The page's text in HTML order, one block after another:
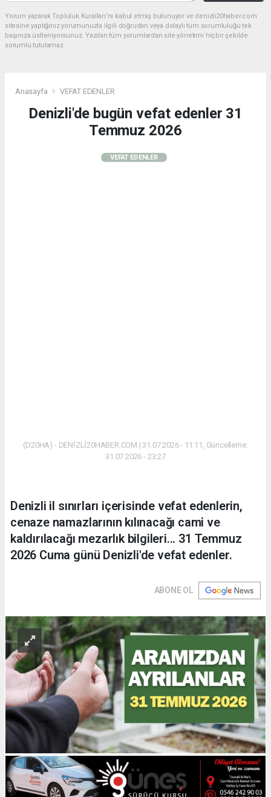
Yorum yazarak Topluluk Kuralları’nı kabul etmiş bulunuyor ve denizli20haber.com
sitesine yaptığınız yorumunuzla ilgili doğrudan veya dolaylı tüm sorumluluğu tek
başınıza üstleniyorsunuz. Yazılan tüm yorumlardan site yönetimi hiçbir şekilde
sorumlu tutulamaz.
Anasayfa VEFAT EDENLER
Denizli'de bugün vefat edenler 31
Temmuz 2026
VEFAT EDENLER
(D20HA) - DENİZLİ20HABER.COM | 31.07.2026 - 11:11, Güncelleme:
31.07.2026 - 23:27
Denizli il sınırları içerisinde vefat edenlerin,
cenaze namazlarının kılınacağı cami ve
kaldırılacağı mezarlık bilgileri... 31 Temmuz
2026 Cuma günü Denizli'de vefat edenler.
ABONE OL